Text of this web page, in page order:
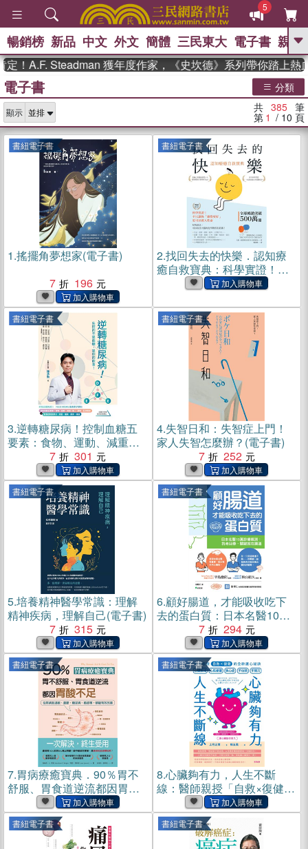
5
GO
高希均教授回憶錄
、 The Odyssey 、 父親節 、 如果歷
國際布克
獎 臺灣漫遊錄 、 方念華 、 台灣的李
登輝時代 、 數學女孩：黎曼猜想
偉大的迷走神經
暢銷榜 新品 中文 外文 簡體 三民東大 電子書 親子
Steadman 獲年度作家，《史坎德》系列帶你踏上熱血奇幻
電子書 分類
顯示 共 385 筆
第 1 / 10 頁
書紐電子書
1.搖擺角夢想家(電子書)
7
196
書紐電子書
2.找回失去的快樂．認知療
癒自救寶典：科學實證！不
只讓你「感覺更好」，更可
書紐電子書
3.逆轉糖尿病！控制血糖五
要素：食物、運動、減重
（脂）、藥物、監測裝置＋
飲食控制四原子：總量、種
類、順序、速度(電子書)
7 301
書紐電子書
4.失智日和：失智症上門！
家人失智怎麼辦？(電子書)
7
252
書紐電子書
5.培養精神醫學常識：理解
精神疾病，理解自己(電子書)
7
315
書紐電子書
6.顧好腸道，才能吸收吃下
去的蛋白質：日本名醫10萬
診療親測：抗老回春，關鍵
就在腸道(電子書)
7 294
書紐電子書
7.胃病療癒寶典．90％胃不
舒服、胃食道逆流都因胃酸
不足：從胃病到過敏、憂
鬱、糖尿病、癌症等，都能
有效改善(電子書)
書紐電子書
8.心臟夠有力，人生不斷
線：醫師親授「自救×復健」
的全齡護心祕訣(電子書)
書紐電子書 書紐電子書